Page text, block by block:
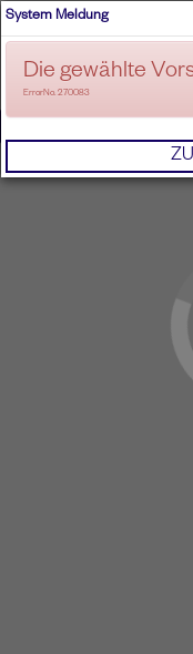
System Meldung
Die gewählte
ErrorNo. 270083